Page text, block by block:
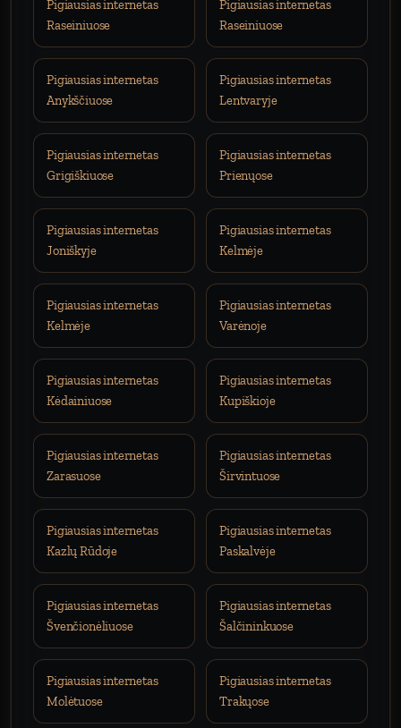
Pigiausias internetas
Raseiniuose
Pigiausias internetas
Raseiniuose
Pigiausias internetas
Anykščiuose
Pigiausias internetas
Lentvaryje
Pigiausias internetas
Grigiškiuose
Pigiausias internetas
Prienųose
Pigiausias internetas
Joniškyje
Pigiausias internetas
Kelmėje
Pigiausias internetas
Kelmėje
Pigiausias internetas
Varėnoje
Pigiausias internetas
Kėdainiuose
Pigiausias internetas
Kupiškioje
Pigiausias internetas
Zarasuose
Pigiausias internetas
Širvintuose
Pigiausias internetas
Kazlų Rūdoje
Pigiausias internetas
Paskalvėje
Pigiausias internetas
Švenčionėliuose
Pigiausias internetas
Šalčininkuose
Pigiausias internetas
Molėtuose
Pigiausias internetas
Trakųose